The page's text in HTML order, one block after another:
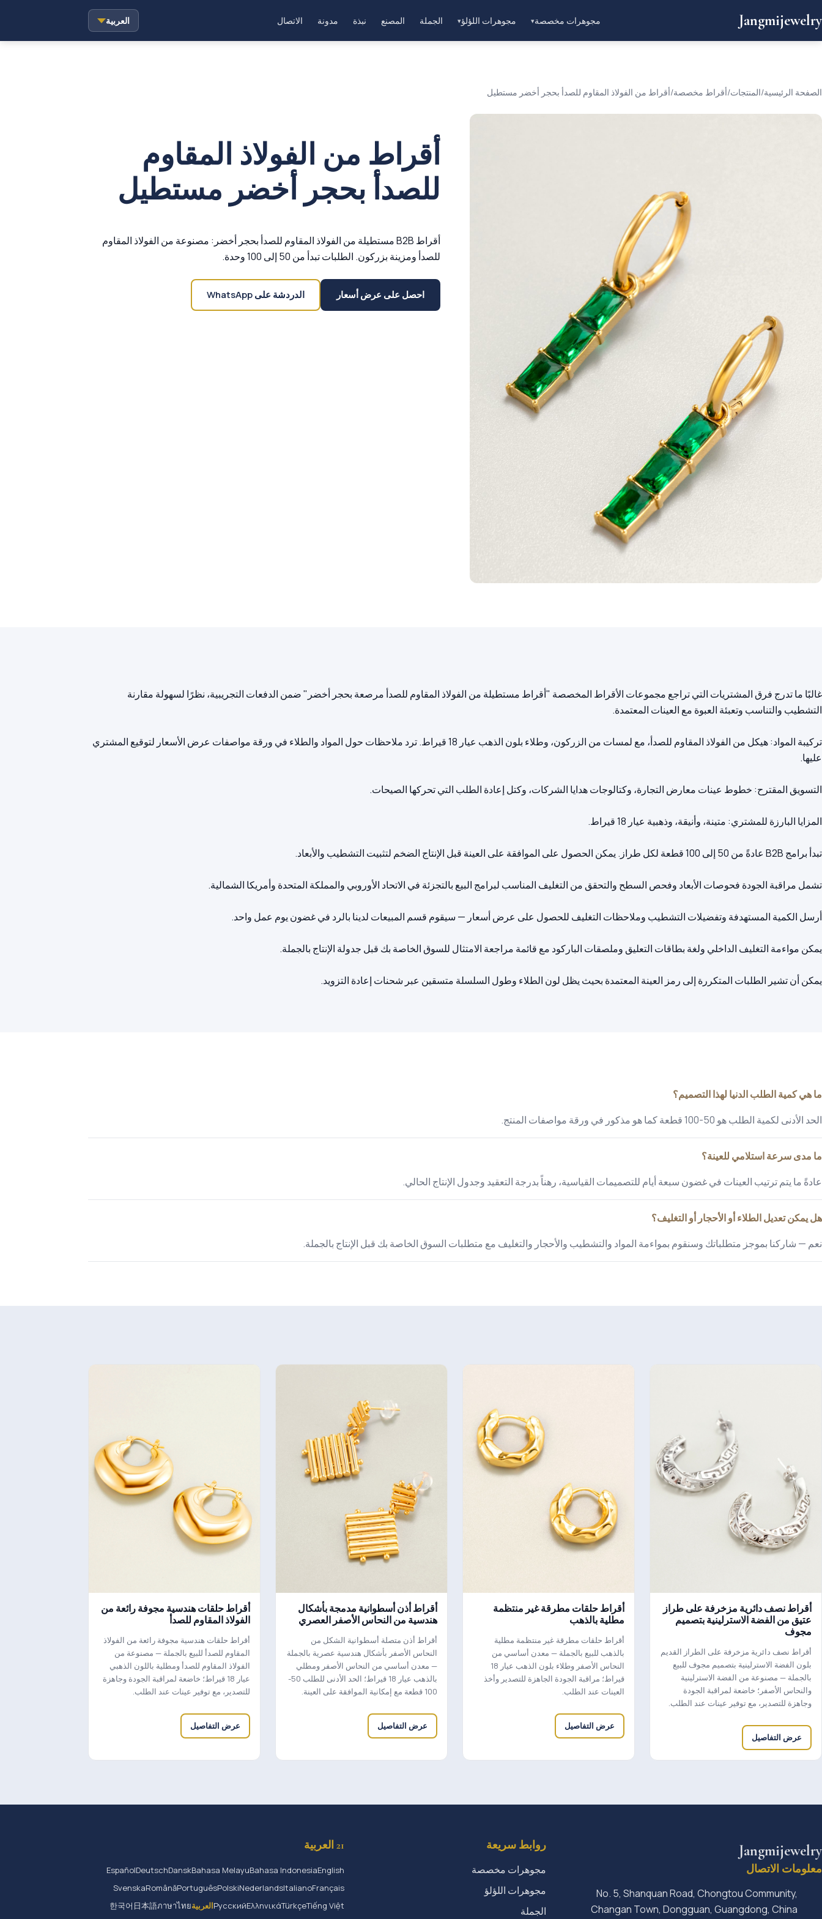
Jangmijewelry مجوهرات مخصصة▾ مجوهرات اللؤلؤ▾ الجملة المصنع نبذة مدونة الاتصال العربية
الصفحة الرئيسية/المنتجات/أقراط مخصصة/أقراط من الفولاذ المقاوم للصدأ بحجر أخضر مستطيل
أقراط من الفولاذ المقاوم
للصدأ بحجر أخضر مستطيل
أقراط B2B مستطيلة من الفولاذ المقاوم للصدأ بحجر أخضر: مصنوعة من الفولاذ المقاوم
للصدأ ومزينة بزركون. الطلبات تبدأ من 50 إلى 100 وحدة.
احصل على عرض أسعار الدردشة على WhatsApp
غالبًا ما تدرج فرق المشتريات التي تراجع مجموعات الأقراط المخصصة "أقراط مستطيلة من الفولاذ المقاوم للصدأ مرصعة بحجر أخضر" ضمن الدفعات التجريبية، نظرًا لسهولة مقارنة
تركيبة المواد: هيكل من الفولاذ المقاوم للصدأ، مع لمسات من الزركون، وطلاء بلون الذهب عيار 18 قيراط. ترد ملاحظات حول المواد والطلاء في ورقة مواصفات عرض الأسعار لتوقيع المشتري
يمكن أن تشير الطلبات المتكررة إلى رمز العينة المعتمدة بحيث يظل لون الطلاء وطول السلسلة متسقين عبر شحنات إعادة التزويد.
ما هي كمية الطلب الدنيا لهذا التصميم؟
الحد الأدنى لكمية الطلب هو 50-100 قطعة كما هو مذكور في ورقة مواصفات المنتج.
ما مدى سرعة استلامي للعينة؟
عادةً ما يتم ترتيب العينات في غضون سبعة أيام للتصميمات القياسية، رهناً بدرجة التعقيد وجدول الإنتاج الحالي.
هل يمكن تعديل الطلاء أو الأحجار أو التغليف؟
نعم — شاركنا بموجز متطلباتك وسنقوم بمواءمة المواد والتشطيب والأحجار والتغليف مع متطلبات السوق الخاصة بك قبل الإنتاج بالجملة.
أقراط نصف دائرية مزخرفة على طراز
عتيق من الفضة الاسترلينية بتصميم
مجوف
أقراط نصف دائرية مزخرفة على الطراز القديم
بلون الفضة الاسترلينية بتصميم مجوف للبيع
بالجملة — مصنوعة من الفضة الاسترلينية
والنحاس الأصفر؛ خاضعة لمراقبة الجودة
وجاهزة للتصدير، مع توفير عينات عند الطلب.
عرض التفاصيل
أقراط حلقات مطرقة غير منتظمة
مطلية بالذهب
أقراط حلقات مطرقة غير منتظمة مطلية
بالذهب للبيع بالجملة — معدن أساسي من
النحاس الأصفر وطلاء بلون الذهب عيار 18
قيراط؛ مراقبة الجودة الجاهزة للتصدير وأخذ
العينات عند الطلب.
عرض التفاصيل
أقراط أذن أسطوانية مدمجة بأشكال
هندسية من النحاس الأصفر العصري
أقراط أذن متصلة أسطوانية الشكل من
النحاس الأصفر بأشكال هندسية عصرية بالجملة
— معدن أساسي من النحاس الأصفر ومطلي
بالذهب عيار 18 قيراط؛ الحد الأدنى للطلب 50-
100 قطعة مع إمكانية الموافقة على العينة.
عرض التفاصيل
أقراط حلقات هندسية مجوفة رائعة من
الفولاذ المقاوم للصدأ
أقراط حلقات هندسية مجوفة رائعة من الفولاذ
المقاوم للصدأ للبيع بالجملة — مصنوعة من
الفولاذ المقاوم للصدأ ومطلية باللون الذهبي
عيار 18 قيراط؛ خاضعة لمراقبة الجودة وجاهزة
للتصدير، مع توفير عينات عند الطلب.
عرض التفاصيل
Jangmijewelry
معلومات الاتصال
No. 5, Shanquan Road, Chongtou Community,
Changan Town, Dongguan, Guangdong, China
روابط سريعة
مجوهرات مخصصة
مجوهرات اللؤلؤ
الجملة
21 العربية
English
Bahasa Indonesia
Bahasa Melayu
Dansk
Deutsch
Español
Français
Italiano
Nederlands
Polski
Português
Română
Svenska
Tiếng Việt
Türkçe
Ελληνικά
Русскийالعربيةภาษาไทย
日本語
한국어